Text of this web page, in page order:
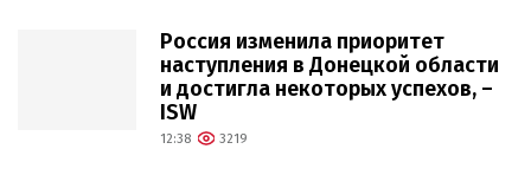
Россия изменила приоритет
наступления в Донецкой области
и достигла некоторых успехов, –
ISW
12:38 3219